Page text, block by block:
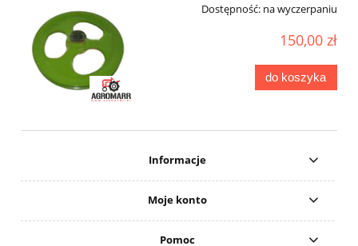
Dostępność: na wyczerpaniu
150,00 zł
do koszyka
Informacje
Moje konto
Pomoc